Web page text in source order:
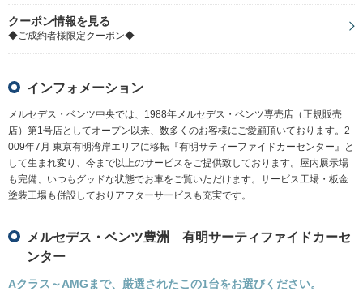
クーポン情報を見る
◆ご成約者様限定クーポン◆
インフォメーション
メルセデス・ベンツ中央では、1988年メルセデス・ベンツ専売店（正規販売
店）第1号店としてオープン以来、数多くのお客様にご愛顧頂いております。2
009年7月 東京有明湾岸エリアに移転『有明サティーファイドカーセンター』と
して生まれ変り、今まで以上のサービスをご提供致しております。屋内展示場
も完備、いつもグッドな状態でお車をご覧いただけます。サービス工場・板金
塗装工場も併設しておりアフターサービスも充実です。
メルセデス・ベンツ豊洲 有明サーティファイドカーセ
ンター
Aクラス～AMGまで、厳選されたこの1台をお選びください。